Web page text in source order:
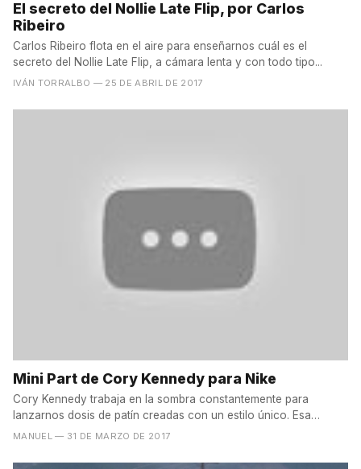
El secreto del Nollie Late Flip, por Carlos
Ribeiro
Carlos Ribeiro flota en el aire para enseñarnos cuál es el
secreto del Nollie Late Flip, a cámara lenta y con todo tipo...
IVÁN TORRALBO — 25 DE ABRIL DE 2017
Mini Part de Cory Kennedy para Nike
Cory Kennedy trabaja en la sombra constantemente para
lanzarnos dosis de patín creadas con un estilo único. Esa
magia...
MANUEL — 31 DE MARZO DE 2017